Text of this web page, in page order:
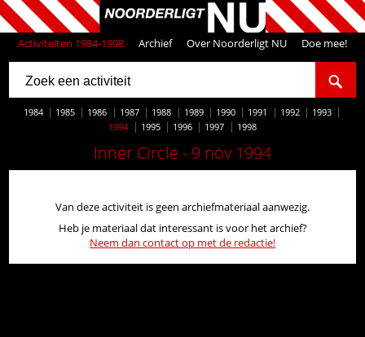
Activiteiten 1984-1998 Archief Over Noorderligt NU Doe mee!
1984 1985 1986 1987 1988 1989 1990 1991 1992
1993
1994
1995 1996 1997 1998
Inner Circle - 9 nov 1994
Van deze activiteit is geen archiefmateriaal aanwezig.
Heb je materiaal dat interessant is voor het archief?
Neem dan contact op met de redactie!